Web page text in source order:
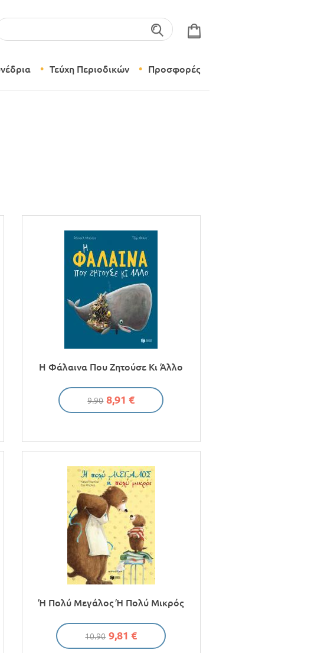
Τεύχη Περιοδικών Προσφορές
Η Φάλαινα Που Ζητούσε Κι Άλλο
9.90 8,91 €
Ή Πολύ Μεγάλος Ή Πολύ Μικρός
10.90 9,81 €